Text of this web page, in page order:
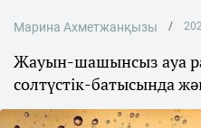
Марина Ахметжанқызы
Жауын-шашынсыз ауа
солтүстік-батысында